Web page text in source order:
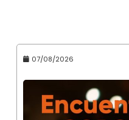
07/08/2026